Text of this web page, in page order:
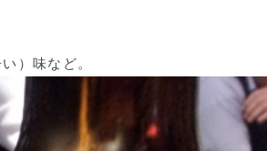
）味など。